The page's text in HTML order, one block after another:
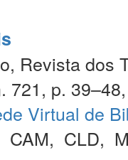
Revista dos
721, p.
Virtual de
CAM, CLD,